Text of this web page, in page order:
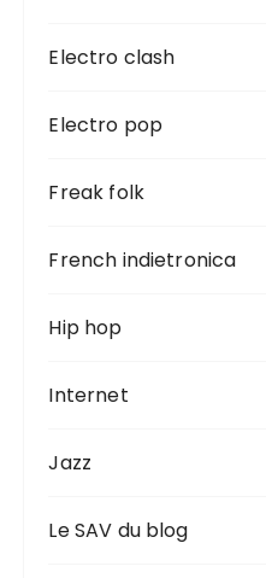
Electro clash
Electro pop
Freak folk
French indietronica
Hip hop
Internet
Jazz
Le SAV du blog